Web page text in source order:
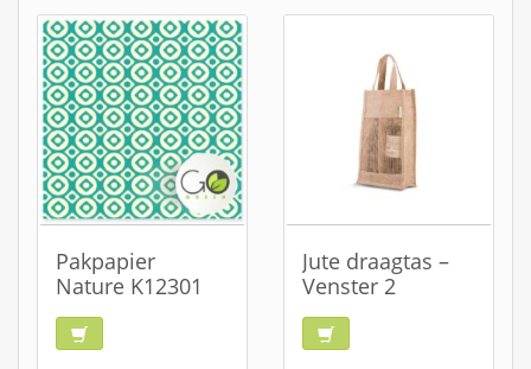
Pakpapier
Nature K12301
Jute draagtas –
Venster 2